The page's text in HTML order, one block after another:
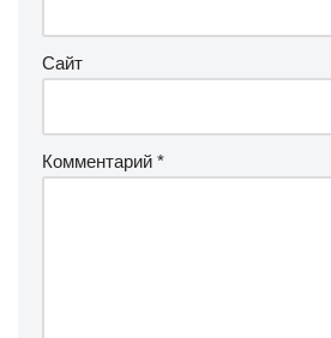
Сайт
Комментарий *